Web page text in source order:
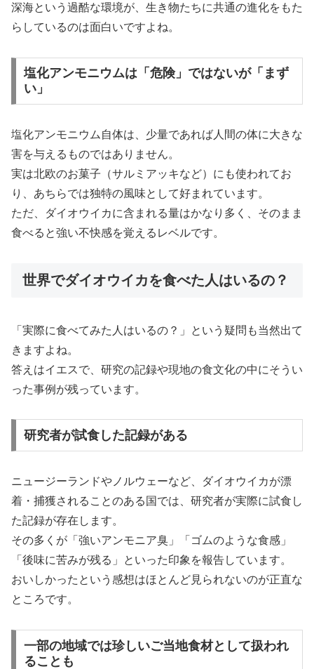
深海という過酷な環境が、生き物たちに共通の進化をもた
らしているのは面白いですよね。
塩化アンモニウムは「危険」ではないが「まず
い」
塩化アンモニウム自体は、少量であれば人間の体に大きな
害を与えるものではありません。
実は北欧のお菓子（サルミアッキなど）にも使われてお
り、あちらでは独特の風味として好まれています。
ただ、ダイオウイカに含まれる量はかなり多く、そのまま
食べると強い不快感を覚えるレベルです。
世界でダイオウイカを食べた人はいるの？
「実際に食べてみた人はいるの？」という疑問も当然出て
きますよね。
答えはイエスで、研究の記録や現地の食文化の中にそうい
った事例が残っています。
研究者が試食した記録がある
ニュージーランドやノルウェーなど、ダイオウイカが漂
着・捕獲されることのある国では、研究者が実際に試食し
た記録が存在します。
その多くが「強いアンモニア臭」「ゴムのような食感」
「後味に苦みが残る」といった印象を報告しています。
おいしかったという感想はほとんど見られないのが正直な
ところです。
一部の地域では珍しいご当地食材として扱われ
ることも